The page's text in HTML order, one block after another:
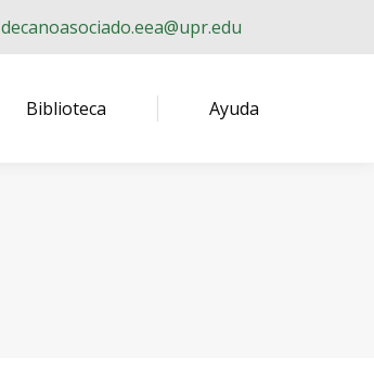
decanoasociado.eea@upr.edu
Biblioteca Ayuda